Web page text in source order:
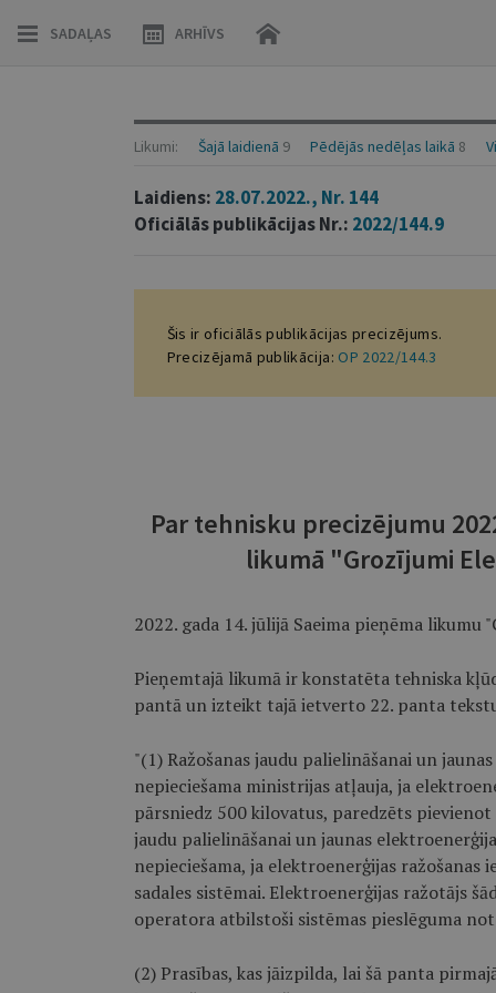
SADAĻAS ARHĪVS
Likumi: Šajā laidienā 9 Pēdējās nedēļas laikā 8
Laidiens: 28.07.2022., Nr. 144
Oficiālās publikācijas Nr.: 2022/144.9
Šis ir oficiālās publikācijas precizējums.
Precizējamā publikācija: OP 2022/144.3
Par tehnisku precizējumu
likumā "Grozījumi
2022. gada 14. jūlijā Saeima pieņēma
Pieņemtajā likumā ir konstatēta tehniska
pantā un izteikt tajā ietverto 22. panta
"(1) Ražošanas jaudu palielināšanai un
nepieciešama ministrijas atļauja, ja
pārsniedz 500 kilovatus, paredzēts pievienot
jaudu palielināšanai un jaunas
nepieciešama, ja elektroenerģijas
sadales sistēmai. Elektroenerģijas ražotājs
operatora atbilstoši sistēmas pieslēguma
(2) Prasības, kas jāizpilda, lai šā panta